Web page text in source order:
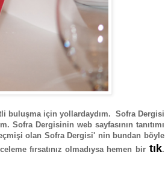
buluşma için yollardaydım. Sofra Dergisi
Sofra Dergisinin web sayfasının tanıtımı
olan Sofra Dergisi' nin bundan böyle
fırsatınız olmadıysa hemen bir tık.